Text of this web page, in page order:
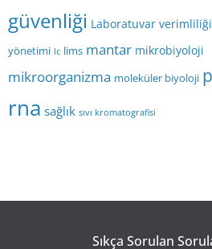
güvenliği Laboratuvar verimliliği
yönetimi lc lims mantar mikrobiyoloji
mikroorganizma moleküler biyoloji
rna sağlık sıvı kromatografisi
Sıkça Sorulan